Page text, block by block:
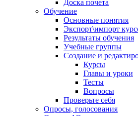
Доска почета
Обучение
Основные понятия
Экспорт\импорт
Результаты обучения
Учебные группы
Создание и
Курсы
Главы и уроки
Тесты
Вопросы
Проверьте себя
Опросы, голосования